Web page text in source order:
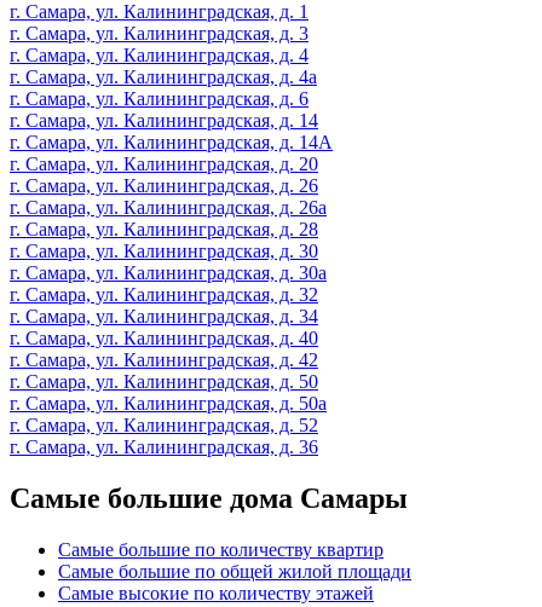
г. Самара, ул. Калининградская, д. 1
г. Самара, ул. Калининградская, д. 3
г. Самара, ул. Калининградская, д. 4
г. Самара, ул. Калининградская, д. 4а
г. Самара, ул. Калининградская, д. 6
г. Самара, ул. Калининградская, д. 14
г. Самара, ул. Калининградская, д. 14А
г. Самара, ул. Калининградская, д. 20
г. Самара, ул. Калининградская, д. 26
г. Самара, ул. Калининградская, д. 26а
г. Самара, ул. Калининградская, д. 28
г. Самара, ул. Калининградская, д. 30
г. Самара, ул. Калининградская, д. 30а
г. Самара, ул. Калининградская, д. 32
г. Самара, ул. Калининградская, д. 34
г. Самара, ул. Калининградская, д. 40
г. Самара, ул. Калининградская, д. 42
г. Самара, ул. Калининградская, д. 50
г. Самара, ул. Калининградская, д. 50а
г. Самара, ул. Калининградская, д. 52
г. Самара, ул. Калининградская, д. 36
Самые большие дома Самары
Самые большие по количеству квартир
Самые большие по общей жилой площади
Самые высокие по количеству этажей